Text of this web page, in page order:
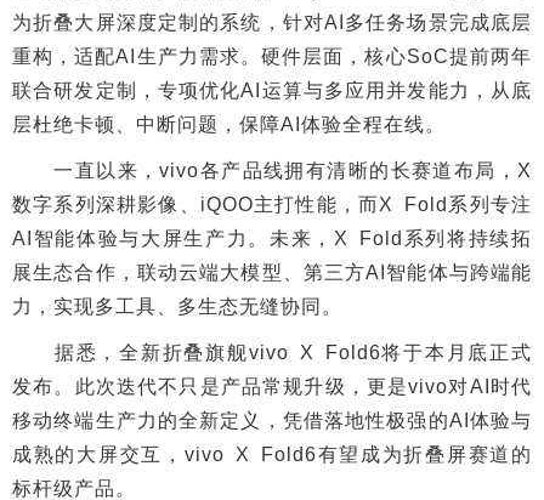
为折叠大屏深度定制的系统，针对AI多任务场景完成底层
重构，适配AI生产力需求。硬件层面，核心SoC提前两年
联合研发定制，专项优化AI运算与多应用并发能力，从底
层杜绝卡顿、中断问题，保障AI体验全程在线。
一直以来，vivo各产品线拥有清晰的长赛道布局，X
数字系列深耕影像、iQOO主打性能，而X Fold系列专注
AI智能体验与大屏生产力。未来，X Fold系列将持续拓
展生态合作，联动云端大模型、第三方AI智能体与跨端能
力，实现多工具、多生态无缝协同。
据悉，全新折叠旗舰vivo X Fold6将于本月底正式
发布。此次迭代不只是产品常规升级，更是vivo对AI时代
移动终端生产力的全新定义，凭借落地性极强的AI体验与
成熟的大屏交互，vivo X Fold6有望成为折叠屏赛道的
标杆级产品。